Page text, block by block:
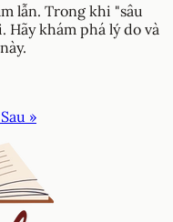
lẫn. Trong khi "sâu
Hãy khám phá lý do và
Sau »